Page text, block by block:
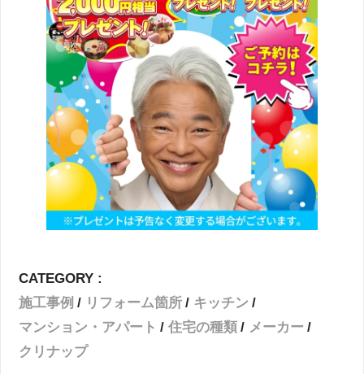
CATEGORY :
施工事例
リフォーム箇所
キッチン
マンション・アパート
住宅の種類
メーカー
クリナップ